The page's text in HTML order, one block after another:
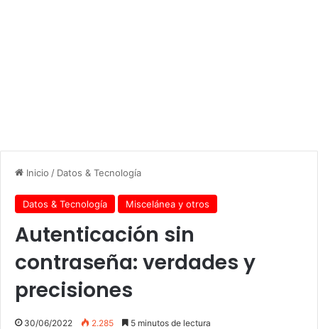
Inicio / Datos & Tecnología
Datos & Tecnología Miscelánea y otros
Autenticación sin
contraseña: verdades y
precisiones
30/06/2022 2.285 5 minutos de lectura